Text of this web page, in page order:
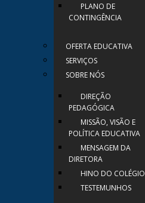
PLANO DE
CONTINGÊNCIA
OFERTA EDUCATIVA
SERVIÇOS
SOBRE NÓS
DIREÇÃO
PEDAGÓGICA
MISSÃO, VISÃO E
POLÍTICA EDUCATIVA
MENSAGEM DA
DIRETORA
HINO DO COLÉGIO
TESTEMUNHOS